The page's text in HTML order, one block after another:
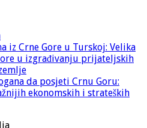
iz Crne Gore u Turskoj: Velika
u izgrađivanju prijateljskih
da posjeti Crnu Goru:
ekonomskih i strateških